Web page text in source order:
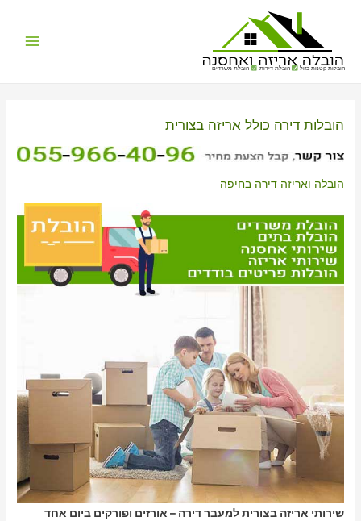
הובלות קטנות בזול הובלת דירות הובלת משרדים
הובלות דירה כולל אריזה בצורית
הובלה ואריזה דירה בחיפה
שירותי אריזה בצורית למעבר דירה – אורזים ופורקים ביום אחד